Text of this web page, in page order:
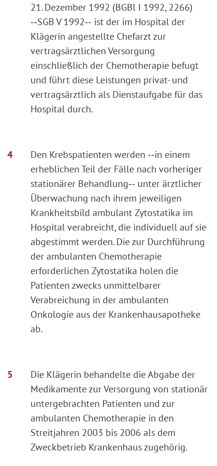
21. Dezember 1992 (BGBl I 1992, 2266)
‑‑SGB V 1992‑‑ ist der im Hospital der
Klägerin angestellte Chefarzt zur
vertragsärztlichen Versorgung
einschließlich der Chemotherapie befugt
und führt diese Leistungen privat- und
vertragsärztlich als Dienstaufgabe für das
Hospital durch.
Den Krebspatienten werden ‑‑in einem
erheblichen Teil der Fälle nach vorheriger
stationärer Behandlung‑‑ unter ärztlicher
Überwachung nach ihrem jeweiligen
Krankheitsbild ambulant Zytostatika im
Hospital verabreicht, die individuell auf sie
abgestimmt werden. Die zur Durchführung
der ambulanten Chemotherapie
erforderlichen Zytostatika holen die
Patienten zwecks unmittelbarer
Verabreichung in der ambulanten
Onkologie aus der Krankenhausapotheke
ab.
Die Klägerin behandelte die Abgabe der
Medikamente zur Versorgung von stationär
untergebrachten Patienten und zur
ambulanten Chemotherapie in den
Streitjahren 2003 bis 2006 als dem
Zweckbetrieb Krankenhaus zugehörig.